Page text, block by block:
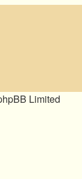
Limited